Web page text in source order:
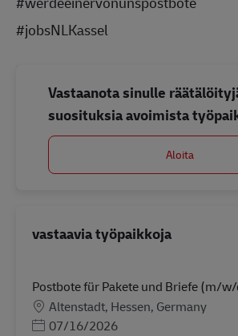
#jobsNLKassel
Vastaanota sinulle
suosituksia avoimista
Aloita
vastaavia työpaikkoja
Postbote für Pakete und Briefe (m/
Sijainti
Altenstadt, Hessen, Germany
Posted Date
07/16/2026